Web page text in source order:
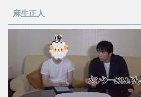
麻生正人